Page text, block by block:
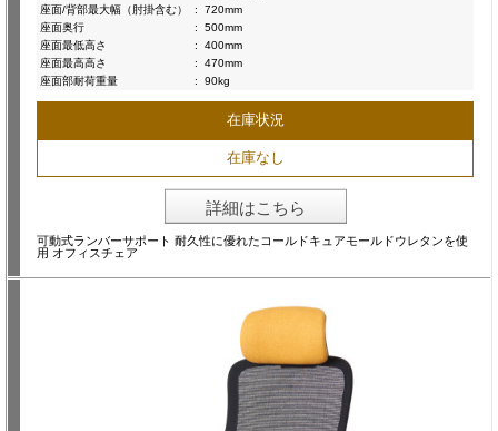
座面/背部最大幅（肘掛含む）
:
720mm
座面奥行
:
500mm
座面最低高さ
:
400mm
座面最高高さ
:
470mm
座面部耐荷重量
: 90kg
在庫状況
在庫なし
詳細はこちら
可動式ランバーサポート 耐久性に優れたコールドキュアモールドウレタンを使
用 オフィスチェア